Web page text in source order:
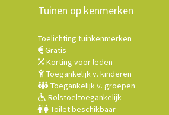
Tuinen op kenmerken
Toelichting tuinkenmerken
Gratis
Korting voor leden
Toegankelijk v. kinderen
Toegankelijk v. groepen
Rolstoeltoegankelijk
Toilet beschikbaar